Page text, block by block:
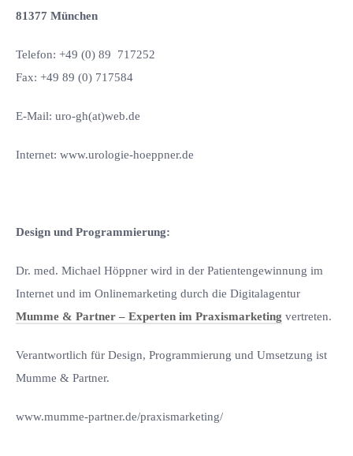
81377 München
Telefon: +49 (0) 89 717252
Fax: +49 89 (0) 717584
E-Mail: uro-gh(at)web.de
Internet: www.urologie-hoeppner.de
Design und Programmierung:
Dr. med. Michael Höppner wird in der Patientengewinnung im
Internet und im Onlinemarketing durch die Digitalagentur
Mumme & Partner – Experten im Praxismarketing vertreten.
Verantwortlich für Design, Programmierung und Umsetzung ist
Mumme & Partner.
www.mumme-partner.de/praxismarketing/